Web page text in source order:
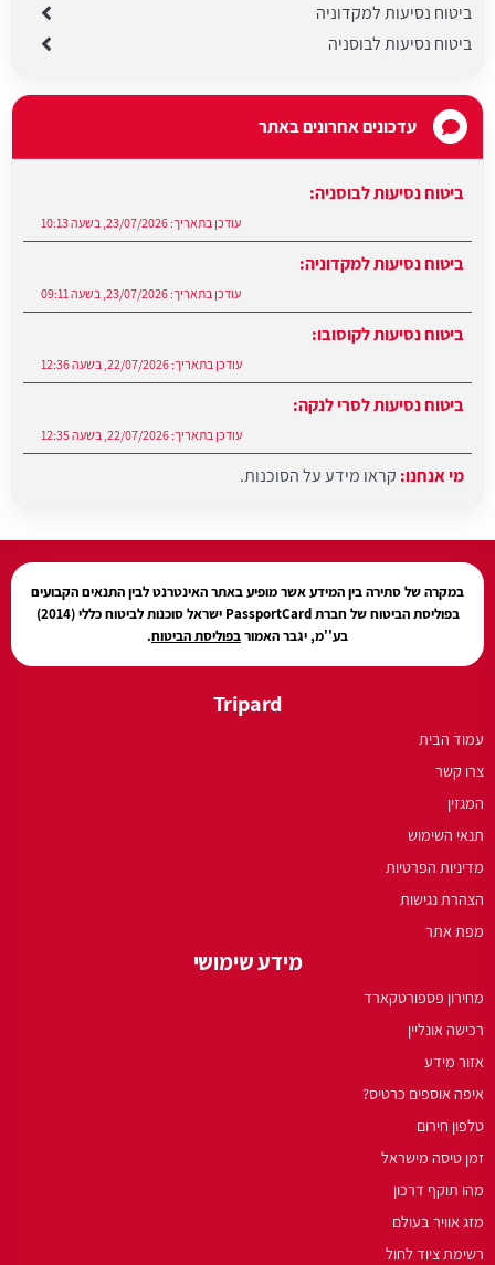
ביטוח נסיעות למקדוניה
ביטוח נסיעות לבוסניה
עדכונים אחרונים באתר
ביטוח נסיעות לבוסניה:
עודכן בתאריך: 23/07/2026, בשעה 10:13
ביטוח נסיעות למקדוניה:
עודכן בתאריך: 23/07/2026, בשעה 09:11
ביטוח נסיעות לקוסובו:
עודכן בתאריך: 22/07/2026, בשעה 12:36
ביטוח נסיעות לסרי לנקה:
עודכן בתאריך: 22/07/2026, בשעה 12:35
מי אנחנו: קראו מידע על הסוכנות.
במקרה של סתירה בין המידע אשר מופיע באתר האינטרנט לבין התנאים הקבועים
בפוליסת הביטוח של חברת PassportCard ישראל סוכנות לביטוח כללי (2014)
בע''מ, יגבר האמורבפוליסת הביטוח.
Tripard
עמוד הבית
צרו קשר
המגזין
תנאי השימוש
מדיניות הפרטיות
הצהרת נגישות
מפת אתר
מידע שימושי
מחירון פספורטקארד
רכישה אונליין
אזור מידע
איפה אוספים כרטיס?
טלפון חירום
זמן טיסה מישראל
מהו תוקף דרכון
מזג אוויר בעולם
רשימת ציוד לחול